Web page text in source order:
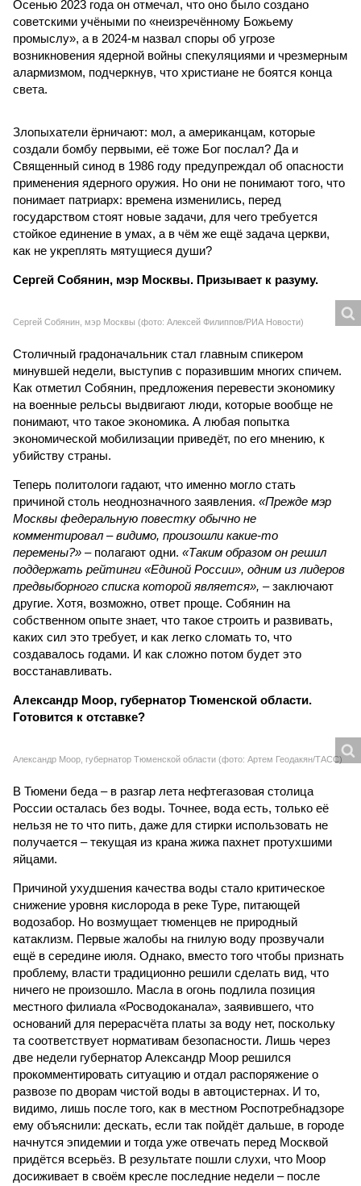
понимает патриарх: времена изменились, перед
государством стоят новые задачи, для чего требуется
стойкое единение в умах, а в чём же ещё задача церкви,
как не укреплять мятущиеся души?
Сергей Собянин, мэр Москвы. Призывает к разуму.
Сергей Собянин, мэр Москвы (фото: Алексей Филиппов/РИА Новости)
Столичный градоначальник стал главным спикером
минувшей недели, выступив с поразившим многих спичем.
Как отметил Собянин, предложения перевести экономику
на военные рельсы выдвигают люди, которые вообще не
понимают, что такое экономика. А любая попытка
убийству страны.
причиной столь неоднозначного заявления.«Прежде мэр
комментировал – видимо, произошли какие-то
перемены?»– полагают одни.«Таким образом он решил
поддержать рейтинги «Единой России», одним из лидеров
предвыборного списка которой является»,– заключают
другие. Хотя, возможно, ответ проще. Собянин на
собственном опыте знает, что такое строить и развивать,
каких сил это требует, и как легко сломать то, что
создавалось годами. И как сложно потом будет это
восстанавливать.
Александр Моор, губернатор Тюменской области.
Готовится к отставке?
Александр Моор, губернатор Тюменской области (фото: Артем Геодакян/ТАСС)
В Тюмени беда – в разгар лета нефтегазовая столица
России осталась без воды. Точнее, вода есть, только её
нельзя не то что пить, даже для стирки использовать не
яйцами.
водозабор. Но возмущает тюменцев не природный
ещё в середине июля. Однако, вместо того чтобы признать
проблему, власти традиционно решили сделать вид, что
ничего не произошло. Масла в огонь подлила позиция
местного филиала «Росводоканала», заявившего, что
оснований для перерасчёта платы за воду нет, поскольку
та соответствует нормативам безопасности. Лишь через
две недели губернатор Александр Моор решился
прокомментировать ситуацию и отдал распоряжение о
развозе по дворам чистой воды в автоцистернах. И то,
видимо, лишь после того, как в местном Роспотребнадзоре
ему объяснили: дескать, если так пойдёт дальше, в городе
начнутся эпидемии и тогда уже отвечать перед Москвой
придётся всерьёз. В результате пошли слухи, что Моор
досиживает в своём кресле последние недели – после
выборов ему найдут замену. Если так, то плакать по нему в
Тюмени будут вряд ли.
Александр Ильтяков, депутат Госдумы («Единая
Россия). Женщина – друг человека!
Александр Ильтяков, депутат Госдумы («Единая Россия) (фото: Дмитрий
Духанин/Коммерсантъ)